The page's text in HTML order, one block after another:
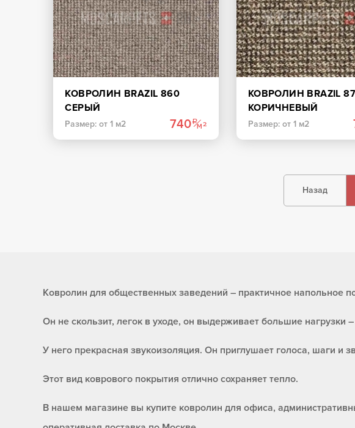
КОВРОЛИН BRAZIL 860
СЕРЫЙ
Размер: от 1 м2 740
КОВРОЛИН BRAZIL
КОРИЧНЕВЫЙ
Размер: от 1 м2
Назад
Ковролин для общественных заведений – практичное напольное
Он не скользит, легок в уходе, он выдерживает большие нагрузки
У него прекрасная звукоизоляция. Он приглушает голоса, шаги и
Этот вид коврового покрытия отлично сохраняет тепло.
В нашем магазине вы купите ковролин для офиса,